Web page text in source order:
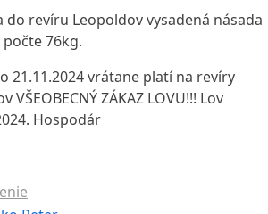
do revíru Leopoldov vysadená násada
76kg.
21.11.2024 vrátane platí na revíry
ZÁKAZ LOVU!!! Lov
Hospodár